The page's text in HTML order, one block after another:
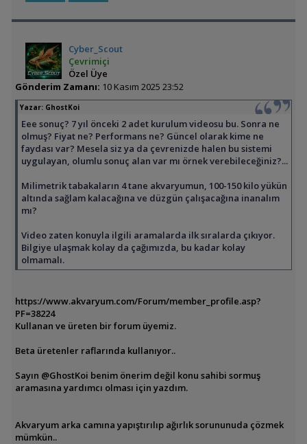
Cyber_Scout
Çevrimiçi
Özel Üye
Gönderim Zamanı: 10 Kasım 2025 23:52
Yazar: GhostKoi
Eee sonuç? 7 yıl önceki 2 adet kurulum videosu bu. Sonra ne
olmuş? Fiyat ne? Performans ne? Güncel olarak kime ne
faydası var? Mesela siz ya da çevrenizde halen bu sistemi
uygulayan, olumlu sonuç alan var mı örnek verebileceğiniz?...
Milimetrik tabakaların 4 tane akvaryumun, 100-150 kilo yükün
altında sağlam kalacağına ve düzgün çalışacağına inanalım
mı?
Video zaten konuyla ilgili aramalarda ilk sıralarda çıkıyor.
Bilgiye ulaşmak kolay da çağımızda, bu kadar kolay
olmamalı.
https://www.akvaryum.com/Forum/member_profile.asp?
PF=38224
Kullanan ve üreten bir forum üyemiz.
Beta üretenler raflarında kullanıyor..
Sayın @GhostKoi benim önerim değil konu sahibi sormuş
aramasına yardımcı olması için yazdım.
Akvaryum arka camına yapıştırılıp ağırlık sorununuda çözmek
mümkün..